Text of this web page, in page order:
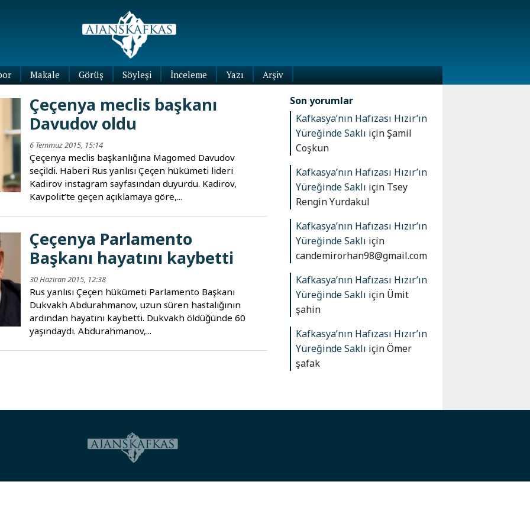
Makale Görüş Söyleşi İnceleme
Yazı
Arşiv
Çeçenya meclis başkanı
Davudov oldu
6 Temmuz 2015, 15:14
Çeçenya meclis başkanlığına Magomed Davudov
seçildi. Haberi Rus yanlısı Çeçen hükümeti lideri
Kadirov instagram sayfasından duyurdu. Kadirov,
Kavpolit’te geçen açıklamaya göre,...
Çeçenya Parlamento
Başkanı hayatını kaybetti
30 Haziran 2015, 12:38
Rus yanlısı Çeçen hükümeti Parlamento Başkanı
Dukvakh Abdurahmanov, uzun süren hastalığının
ardından hayatını kaybetti. Dukvakh öldüğünde 60
yaşındaydı. Abdurahmanov,...
Son yorumlar
Kafkasya’nın Hafızası Hızır’ın
Yüreğinde Saklı içinŞamil
Coşkun
Kafkasya’nın Hafızası Hızır’ın
Yüreğinde Saklı için Tsey
Rengin Yurdakul
Kafkasya’nın Hafızası Hızır’ın
Yüreğinde Saklı için
candemirorhan98@gmail.com
Kafkasya’nın Hafızası Hızır’ın
Yüreğinde Saklı için Ümit
şahin
Kafkasya’nın Hafızası Hızır’ın
Yüreğinde Saklı içinÖmer
şafak